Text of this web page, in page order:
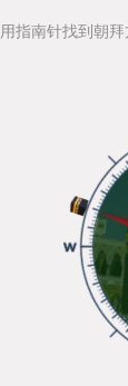
指南针找到朝